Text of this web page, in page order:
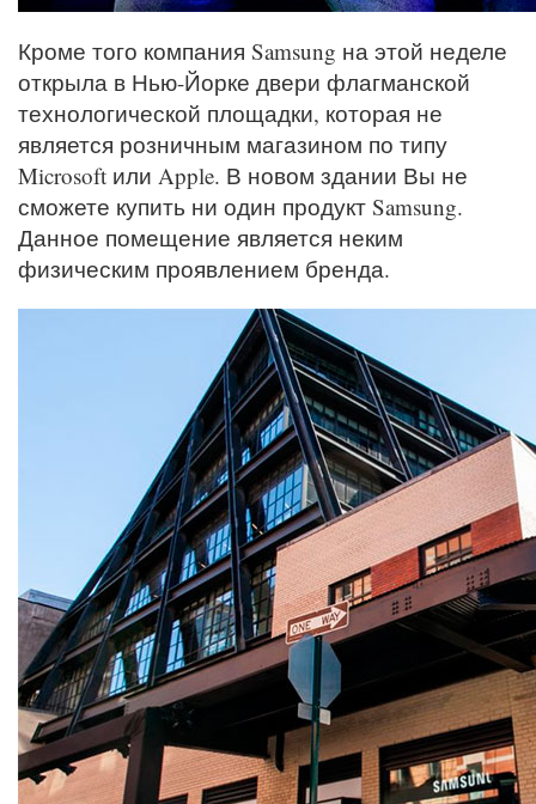
Кроме того компания Samsung на этой неделе
открыла в Нью-Йорке двери флагманской
технологической площадки, которая не
является розничным магазином по типу
Microsoft или Apple. В новом здании Вы не
сможете купить ни один продукт Samsung.
Данное помещение является неким
физическим проявлением бренда.